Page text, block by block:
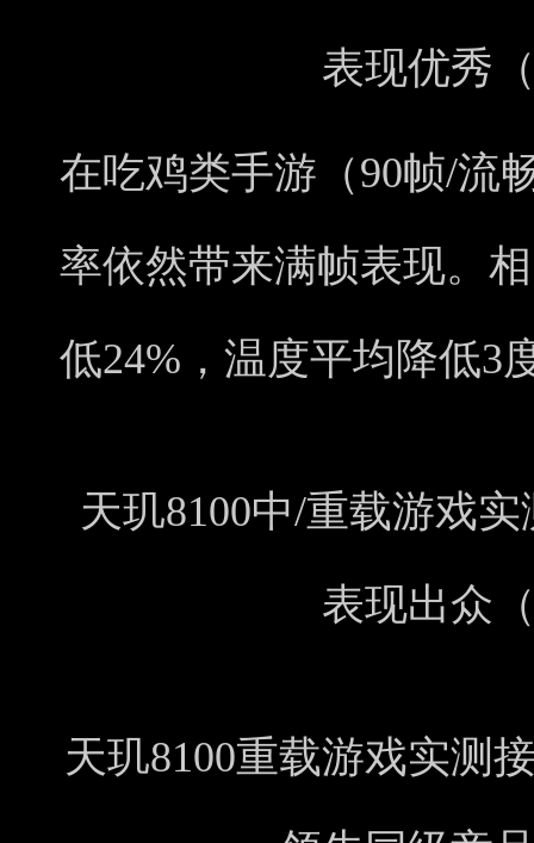
表现优秀
在吃鸡类手游（90帧/流
率依然带来满帧表现。
低24%，温度平均降低3
天玑8100中/重载游戏
表现出众
天玑8100重载游戏实测